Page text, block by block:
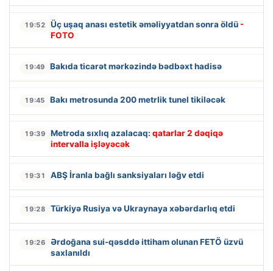
19:52 Üç uşaq anası estetik əməliyyatdan sonra öldü -
FOTO
19:49 Bakıda ticarət mərkəzində bədbəxt hadisə
19:45 Bakı metrosunda 200 metrlik tunel tikiləcək
19:39 Metroda sıxlıq azalacaq: qatarlar 2 dəqiqə
intervalla işləyəcək
19:31 ABŞ İranla bağlı sanksiyaları ləğv etdi
19:28 Türkiyə Rusiya və Ukraynaya xəbərdarlıq etdi
19:26
Ərdoğana sui-qəsddə ittiham olunan FETÖ üzvü
saxlanıldı